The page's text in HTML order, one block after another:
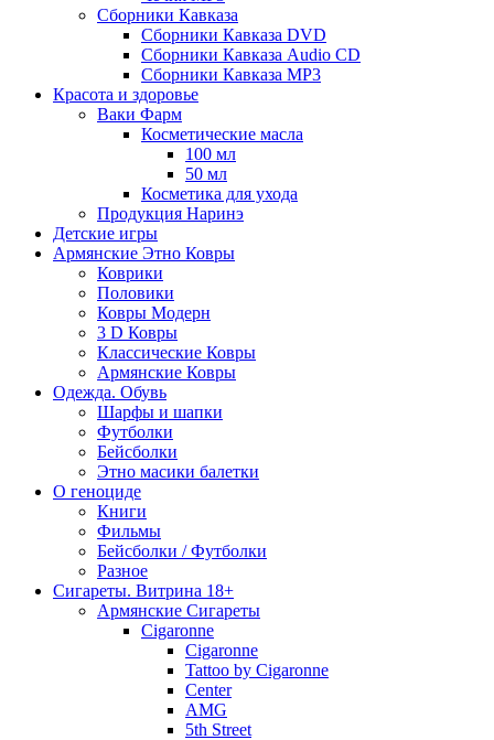
Сборники Кавказа
Сборники Кавказа DVD
Сборники Кавказа Audio CD
Сборники Кавказа MP3
Красота и здоровье
Ваки Фарм
Косметические масла
100 мл
50 мл
Косметика для ухода
Продукция Наринэ
Детские игры
Армянские Этно Ковры
Коврики
Половики
Ковры Модерн
3 D Ковры
Классические Ковры
Армянские Ковры
Одежда. Обувь
Шарфы и шапки
Футболки
Бейсболки
Этно масики балетки
О геноциде
Книги
Фильмы
Бейсболки / Футболки
Разное
Сигареты. Витрина 18+
Армянские Сигареты
Cigaronne
Cigaronne
Tattoo by Cigaronne
Center
AMG
5th Street